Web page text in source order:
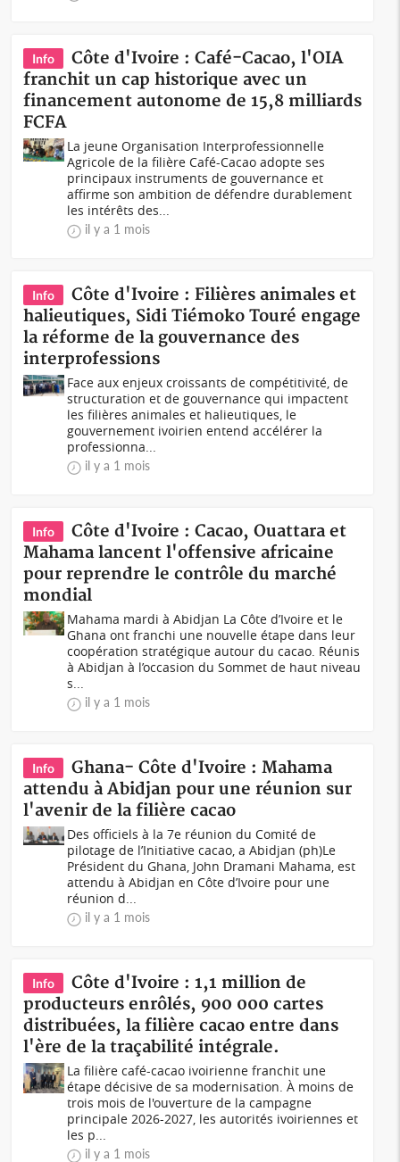
Info
Côte d'Ivoire : Café-Cacao, l'OIA
franchit un cap historique avec un
financement autonome de 15,8 milliards
FCFA
La jeune Organisation Interprofessionnelle
Agricole de la filière Café-Cacao adopte ses
principaux instruments de gouvernance et
affirme son ambition de défendre durablement
les intérêts des...
il y a 1 mois
Info
Côte d'Ivoire : Filières animales et
halieutiques, Sidi Tiémoko Touré engage
la réforme de la gouvernance des
interprofessions
Face aux enjeux croissants de compétitivité, de
structuration et de gouvernance qui impactent
les filières animales et halieutiques, le
gouvernement ivoirien entend accélérer la
professionna...
il y a 1 mois
Info
Côte d'Ivoire : Cacao, Ouattara et
Mahama lancent l'offensive africaine
pour reprendre le contrôle du marché
mondial
Mahama mardi à Abidjan La Côte d’Ivoire et le
Ghana ont franchi une nouvelle étape dans leur
coopération stratégique autour du cacao. Réunis
à Abidjan à l’occasion du Sommet de haut niveau
s...
il y a 1 mois
Info
Ghana- Côte d'Ivoire : Mahama
attendu à Abidjan pour une réunion sur
l'avenir de la filière cacao
Des officiels à la 7e réunion du Comité de
pilotage de l’Initiative cacao, a Abidjan (ph)Le
Président du Ghana, John Dramani Mahama, est
attendu à Abidjan en Côte d’Ivoire pour une
réunion d...
il y a 1 mois
Info
Côte d'Ivoire : 1,1 million de
producteurs enrôlés, 900 000 cartes
distribuées, la filière cacao entre dans
l'ère de la traçabilité intégrale.
La filière café-cacao ivoirienne franchit une
étape décisive de sa modernisation. À moins de
trois mois de l'ouverture de la campagne
principale 2026-2027, les autorités ivoiriennes et
les p...
il y a 1 mois